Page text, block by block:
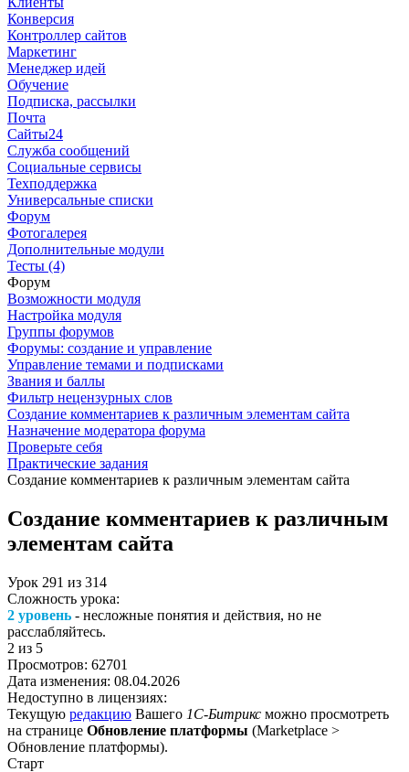
Конверсия
Контроллер сайтов
Маркетинг
Менеджер идей
Обучение
Подписка, рассылки
Почта
Сайты24
Служба сообщений
Социальные сервисы
Техподдержка
Универсальные списки
Форум
Фотогалерея
Дополнительные модули
Тесты (4)
Форум
Возможности модуля
Настройка модуля
Группы форумов
Форумы: создание и управление
Управление темами и подписками
Звания и баллы
Фильтр нецензурных слов
Создание комментариев к различным элементам сайта
Назначение модератора форума
Проверьте себя
Практические задания
Создание комментариев к различным элементам сайта
Создание комментариев к различным
элементам сайта
Урок 291 из 314
Сложность урока:
2 уровень - несложные понятия и действия, но не
расслабляйтесь.
2 из 5
Просмотров: 62701
Дата изменения: 08.04.2026
Недоступно в лицензиях:
Текущую редакцию Вашего 1С-Битрикс можно просмотреть
на странице Обновление платформы (Marketplace >
Обновление платформы).
Старт